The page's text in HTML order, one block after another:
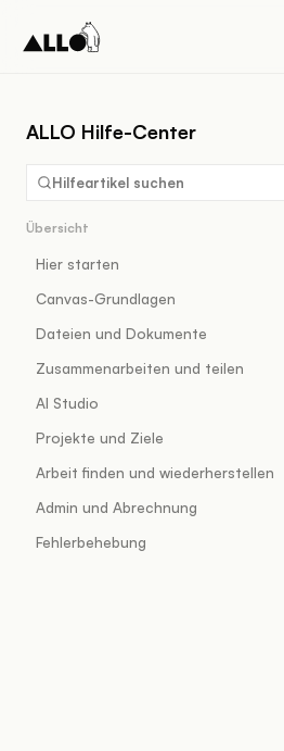
ALLO Hilfe-Center
Hilfeartikel suchen
Übersicht
Hier starten
Canvas-Grundlagen
Dateien und Dokumente
Zusammenarbeiten und teilen
AI Studio
Projekte und Ziele
Arbeit finden und wiederherstellen
Admin und Abrechnung
Fehlerbehebung